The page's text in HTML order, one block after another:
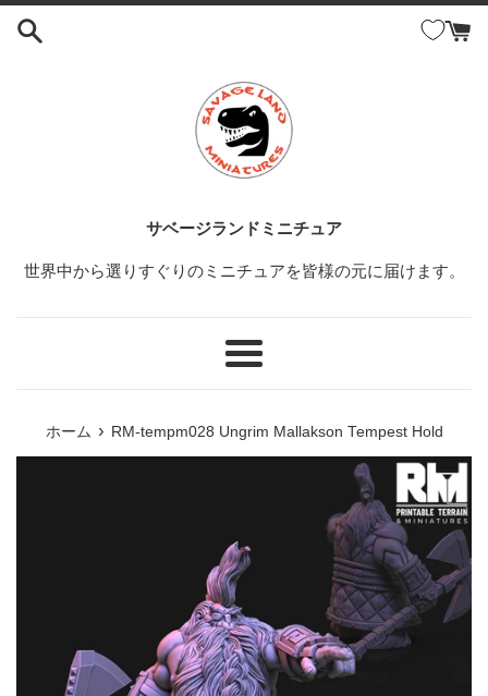
コ
サベージランドミニチュア
世界中から選りすぐりのミニチュアを皆様の元に届けます。
メ
ー
ホーム › RM-tempm028 Ungrim Mallakson Tempest Hold